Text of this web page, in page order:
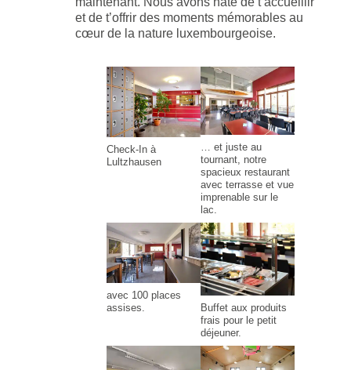
et de t’offrir des moments mémorables au
cœur de la nature luxembourgeoise.
Check-In à
Lultzhausen
… et juste au
tournant, notre
spacieux restaurant
avec terrasse et vue
imprenable sur le
lac.
avec 100 places
assises.
Buffet aux produits
frais pour le petit
déjeuner.